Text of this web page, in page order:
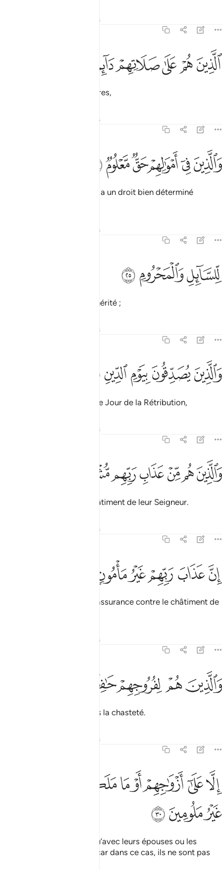
Réflexions
الذين هم على صلاتهم دايمون ٢٣
ٱلَّذِينَ هُمْ عَلَىٰ صَلَاتِهِمْ دَآئِمُونَ ٢٣
ﱽﱾﱿﲀﲁ
qui sont assidu à leurs prières,
Réflexions
والذين في اموالهم حق معلوم ٢٤
وَٱلَّذِينَ فِىٓ أَمْوَٰلِهِمْ حَقٌّۭ مَّعْلُومٌۭ ٢٤
ﲃﲄﲅﲆﲇﲈ
et sur les bien desquels il y a un droit bien déterminé
Réflexions
للسايل والمحروم ٢٥
لِّلسَّآئِلِ وَٱلْمَحْرُومِ ٢٥
ﲉﲊﲋ
pour le mendiant et le déshérité ;
Réflexions
والذين يصدقون بيوم الدين ٢٦
وَٱلَّذِينَ يُصَدِّقُونَ بِيَوْمِ ٱلدِّينِ ٢٦
ﲌﲍﲎﲏﲐ
et qui déclarent véridique le Jour de la Rétribution,
Réflexions
والذين هم من عذاب ربهم مشفقون ٢٧
وَٱلَّذِينَ هُم مِّنْ عَذَابِ رَبِّهِم مُّشْفِقُونَ ٢٧
ﲑﲒﲓﲔﲕﲖ
et ceux qui craignent le châtiment de leur Seigneur.
Réflexions
ان عذاب ربهم غير مامون ٢٨
إِنَّ عَذَابَ رَبِّهِمْ غَيْرُ مَأْمُونٍۢ ٢٨
ﲘﲙﲚﲛﲜ
Car vraiment, il n’y a nulle assurance contre le châtiment de
Réflexions
والذين هم لفروجهم حافظون ٢٩
وَٱلَّذِينَ هُمْ لِفُرُوجِهِمْ حَـٰفِظُونَ ٢٩
ﲞﲟﲠﲡ
et qui se maintiennent dans la chasteté.
Réflexions
الا على ازواجهم او ما ملكت ايمانهم فانهم غير ملومين ٣٠
إِلَّا عَلَىٰٓ أَزْوَٰجِهِمْ أَوْ مَا مَلَكَتْ أَيْمَـٰنُهُمْ فَإِنَّهُمْ غَيْرُ مَلُومِينَ ٣٠
ﲣﲤﲥﲦﲧﲨ
ﲫﲬﲭ
Et n’ont pas de rapports qu’avec leurs épouses ou les
esclaves qu’ils possèdent car dans ce cas, ils ne sont pas